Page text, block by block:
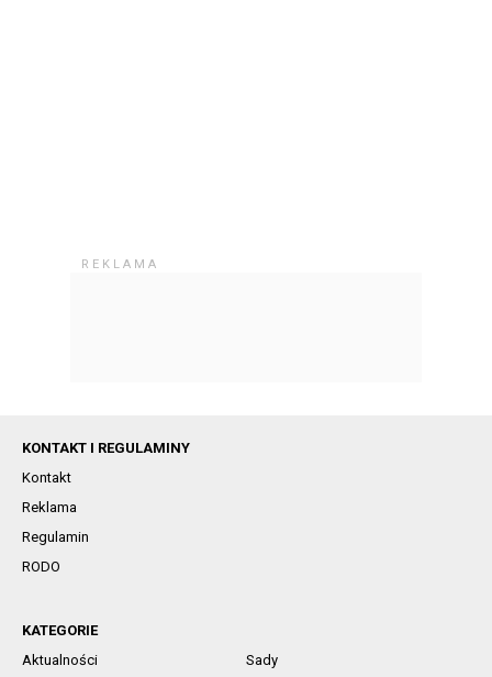
KONTAKT I REGULAMINY
Kontakt
Reklama
Regulamin
RODO
KATEGORIE
Aktualności
Sady